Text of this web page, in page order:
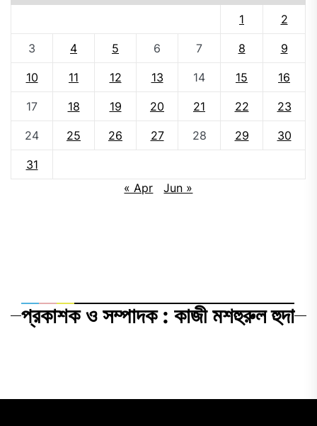
1
2
3 4 5 6 7 8 9
10 11 12 13 14 15 16
17 18 19 20 21 22 23
24 25 26 27 28 29 30
31
« Apr
Jun »
প্রকাশক ও সম্পাদক : কাজী মশহুরুল হুদা